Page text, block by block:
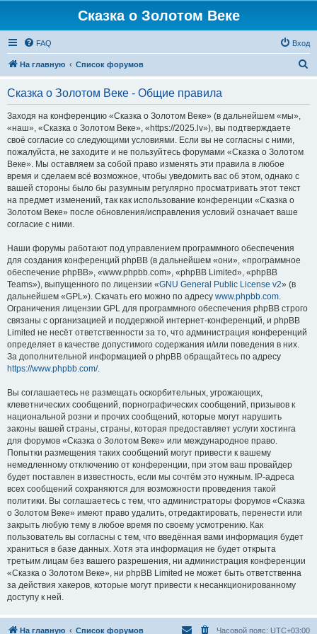
Сказка о Золотом Веке
FAQ Вход
На главную Список форумов
Сказка о Золотом Веке - Общие правила
Заходя на конференцию «Сказка о Золотом Веке» (в дальнейшем «мы»,
«наш», «Сказка о Золотом Веке», «https://2025.lv»), вы подтверждаете
своё согласие со следующими условиями. Если вы не согласны с ними,
пожалуйста, не заходите и не пользуйтесь форумами «Сказка о Золотом
Веке». Мы оставляем за собой право изменять эти правила в любое
время и сделаем всё возможное, чтобы уведомить вас об этом, однако с
вашей стороны было бы разумным регулярно просматривать этот текст
на предмет изменений, так как использование конференции «Сказка о
Золотом Веке» после обновления/исправления условий означает ваше
согласие с ними.
Наши форумы работают под управлением программного обеспечения
для создания конференций phpBB (в дальнейшем «они», «программное
обеспечение phpBB», «www.phpbb.com», «phpBB Limited», «phpBB
Teams»), выпущенного по лицензии «GNU General Public License v2» (в
дальнейшем «GPL»). Скачать его можно по адресу www.phpbb.com.
Ограничения лицензии GPL для программного обеспечения phpBB строго
связаны с организацией и поддержкой интернет-конференций, и phpBB
Limited не несёт ответственности за то, что администрация конференций
определяет в качестве допустимого содержания и/или поведения в них.
За дополнительной информацией о phpBB обращайтесь по адресу
https://www.phpbb.com/.
Вы соглашаетесь не размещать оскорбительных, угрожающих,
клеветнических сообщений, порнографических сообщений, призывов к
национальной розни и прочих сообщений, которые могут нарушить
законы вашей страны, страны, которая предоставляет услуги хостинга
для форумов «Сказка о Золотом Веке» или международное право.
Попытки размещения таких сообщений могут привести к вашему
немедленному отключению от конференции, при этом ваш провайдер
будет поставлен в известность, если мы сочтём это нужным. IP-адреса
всех сообщений сохраняются для возможности проведения такой
политики. Вы соглашаетесь с тем, что администраторы форумов «Сказка
о Золотом Веке» имеют право удалить, отредактировать, перенести или
закрыть любую тему в любое время по своему усмотрению. Как
пользователь вы согласны с тем, что введённая вами информация будет
храниться в базе данных. Хотя эта информация не будет открыта
третьим лицам без вашего разрешения, ни администрация конференции
«Сказка о Золотом Веке», ни phpBB Limited не может быть ответственна
за действия хакеров, которые могут привести к несанкционированному
доступу к ней.
На главную Список форумов Часовой пояс: UTC+03:00